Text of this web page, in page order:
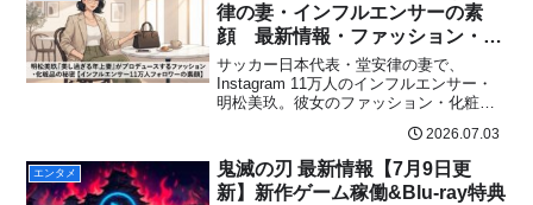
律の妻・インフルエンサーの素
顔 最新情報・ファッション・化
粧品まとめ
サッカー日本代表・堂安律の妻で、
Instagram 11万人のインフルエンサー・
明松美玖。彼女のファッション・化粧
ド、SNS口コミまでを完全解剖。2026.07.03
エンタメ
鬼滅の刃 最新情報【7月9日更
新】新作ゲーム稼働&Blu-ray特典